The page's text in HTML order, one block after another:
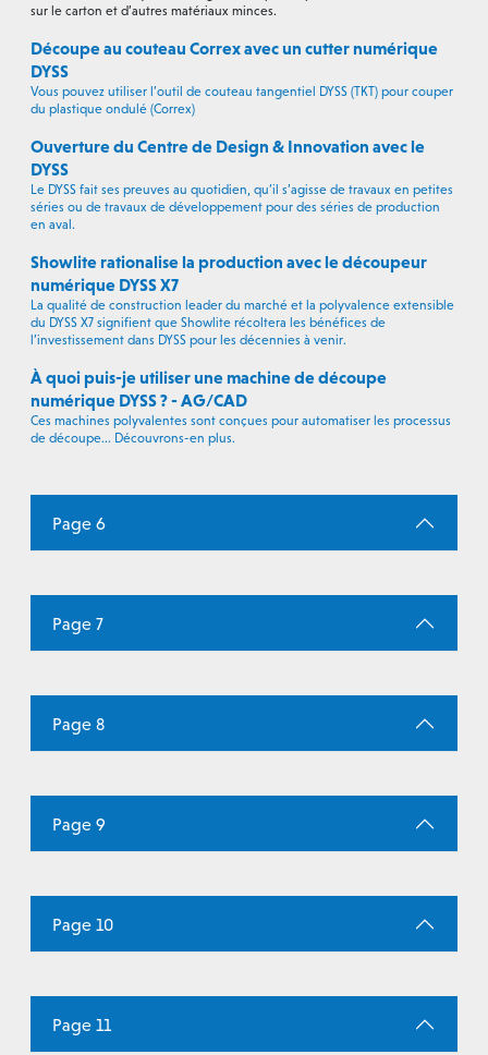
sur le carton et d’autres matériaux minces.
Découpe au couteau Correx avec un cutter numérique
DYSS
Vous pouvez utiliser l’outil de couteau tangentiel DYSS (TKT) pour couper
du plastique ondulé (Correx)
Ouverture du Centre de Design & Innovation avec le
DYSS
Le DYSS fait ses preuves au quotidien, qu’il s’agisse de travaux en petites
séries ou de travaux de développement pour des séries de production
en aval.
Showlite rationalise la production avec le découpeur
numérique DYSS X7
La qualité de construction leader du marché et la polyvalence extensible
du DYSS X7 signifient que Showlite récoltera les bénéfices de
l’investissement dans DYSS pour les décennies à venir.
À quoi puis-je utiliser une machine de découpe
numérique DYSS ? - AG/CAD
Ces machines polyvalentes sont conçues pour automatiser les processus
de découpe... Découvrons-en plus.
Page 6
Page 7
Page 8
Page 9
Page 10
Page 11